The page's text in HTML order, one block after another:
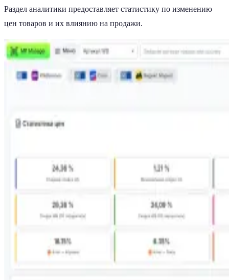
Раздел аналитики предоставляет статистику по изменению
цен товаров и их влиянию на продажи.